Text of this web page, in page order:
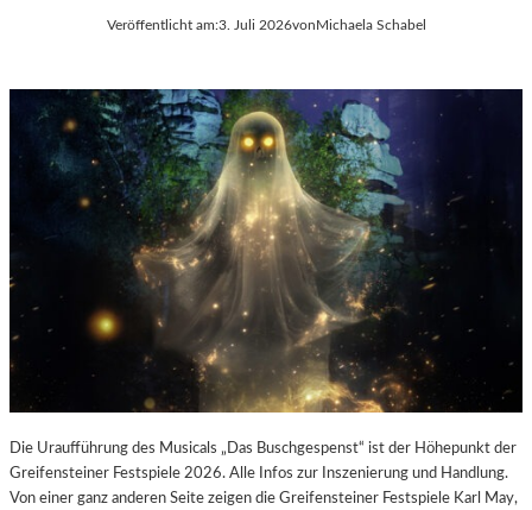
K
U
L
T
U
R
-
B
O
G
Veröffentlicht am:3. Juli 2026vonMichaela Schabel
Die Uraufführung des Musicals „Das Buschgespenst“ ist der Höhepunkt der
Greifensteiner Festspiele 2026. Alle Infos zur Inszenierung und Handlung.
Von einer ganz anderen Seite zeigen die Greifensteiner Festspiele Karl May,